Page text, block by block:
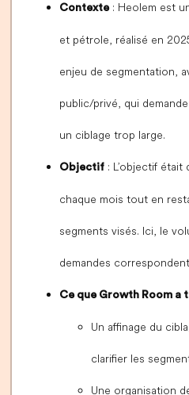
Contexte: Heolem est
et pétrole, réalisé en
enjeu de segmentation,
public/privé, qui
un ciblage trop large.
Objectif : L’objectif
chaque mois tout en
segments visés. Ici, le
demandes
Ce que Growth Room a
Un affinage du
clarifier les
Une organisation